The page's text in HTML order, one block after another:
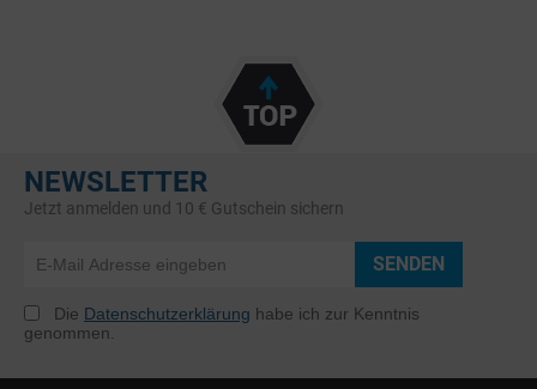
NEWSLETTER
Jetzt anmelden und 10 € Gutschein sichern
SENDEN
Die Datenschutzerklärung habe ich zur Kenntnis
genommen.